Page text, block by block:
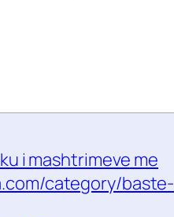
i mashtrimeve me
category/baste-